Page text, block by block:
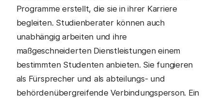
Programme erstellt, die sie in ihrer Karriere
begleiten. Studienberater können auch
unabhängig arbeiten und ihre
maßgeschneiderten Dienstleistungen einem
bestimmten Studenten anbieten. Sie fungieren
als Fürsprecher und als abteilungs- und
behördenübergreifende Verbindungsperson. Ein